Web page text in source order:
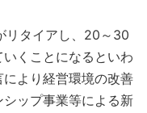
リタイアし、20～30
くことになるといわ
より経営環境の改善
ップ事業等による新